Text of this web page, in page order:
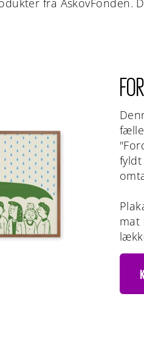
fra AskovFonden.
mat